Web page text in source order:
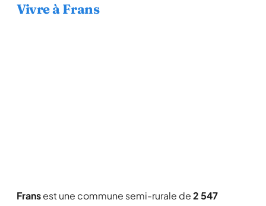
Vivre à Frans
Fransest une commune semi-rurale de2 547